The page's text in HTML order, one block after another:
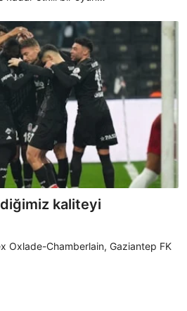
kaliteyi
Oxlade-Chamberlain, Gaziantep FK